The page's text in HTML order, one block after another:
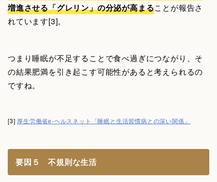
増進させる「グレリン」の分泌が高まることが報告さ
れています[3]。
つまり睡眠が不足することで食べ過ぎにつながり、そ
の結果肥満を引き起こす可能性があると考えられるの
ですね。
[3] 厚生労働省e-ヘルスネット「睡眠と生活習慣病との深い関係」
要因５ 不規則な生活